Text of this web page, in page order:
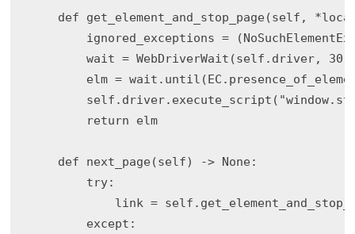
def get_element_and_stop_page(self,
ignored_exceptions =
wait = WebDriverWait(self.driver,
elm =
        return elm
    def next_page(self) -> None:
        try:
link =
        except: